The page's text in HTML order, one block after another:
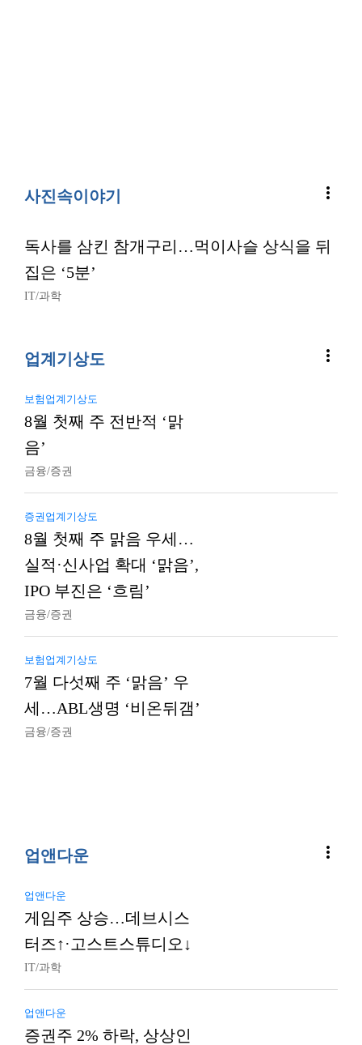
사진속이야기 more_vert
독사를 삼킨 참개구리…먹이사슬 상식을 뒤
집은 ‘5분’
IT/과학
업계기상도 more_vert
보험업계기상도
8월 첫째 주 전반적 ‘맑
음’
금융/증권
증권업계기상도
8월 첫째 주 맑음 우세…
실적·신사업 확대 ‘맑음’,
IPO 부진은 ‘흐림’
금융/증권
보험업계기상도
7월 다섯째 주 ‘맑음’ 우
세…ABL생명 ‘비온뒤갬’
금융/증권
업앤다운 more_vert
업앤다운
게임주 상승…데브시스
터즈↑·고스트스튜디오↓
IT/과학
업앤다운
증권주 2% 하락, 상상인